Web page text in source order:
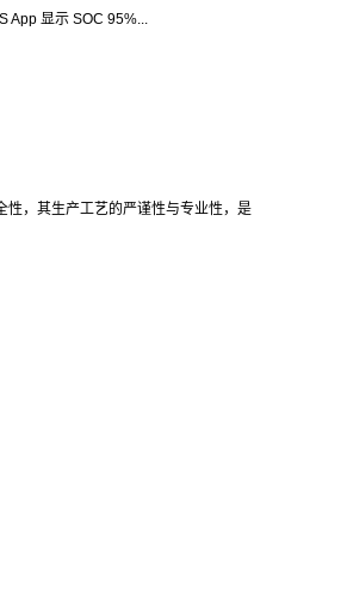
App 显示 SOC 95%...
性，其生产工艺的严谨性与专业性，是